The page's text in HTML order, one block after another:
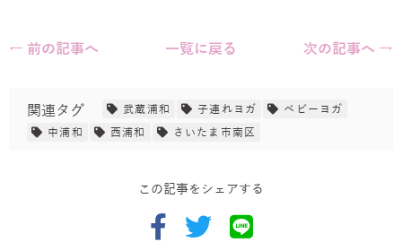
← 前の記事へ 一覧に戻る 次の記事へ →
関連タグ 武蔵浦和 子連れヨガ
ベビーヨガ
中浦和
西浦和 さいたま市南区
この記事をシェアする